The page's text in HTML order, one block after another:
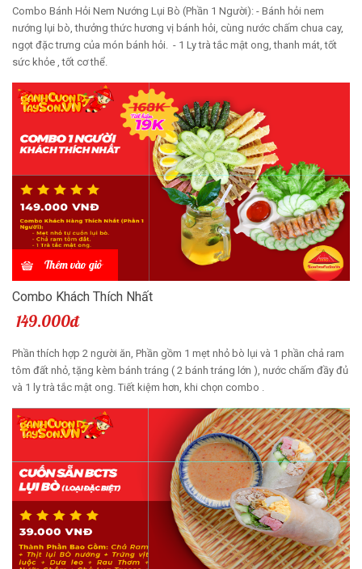
Combo Bánh Hỏi Nem Nướng Lụi Bò (Phần 1 Người): - Bánh hỏi nem
nướng lụi bò, thưởng thức hương vị bánh hỏi, cùng nước chấm chua cay,
ngọt đặc trưng của món bánh hỏi. - 1 Ly trà tắc mật ong, thanh mát, tốt
sức khỏe , tốt cơ thể.
Thêm vào giỏ
Combo Khách Thích Nhất
149.000đ
Phần thích hợp 2 người ăn, Phần gồm 1 mẹt nhỏ bò lụi và 1 phần chả ram
tôm đất nhỏ, tặng kèm bánh tráng ( 2 bánh tráng lớn ), nước chấm đầy đủ
và 1 ly trà tắc mật ong. Tiết kiệm hơn, khi chọn combo .